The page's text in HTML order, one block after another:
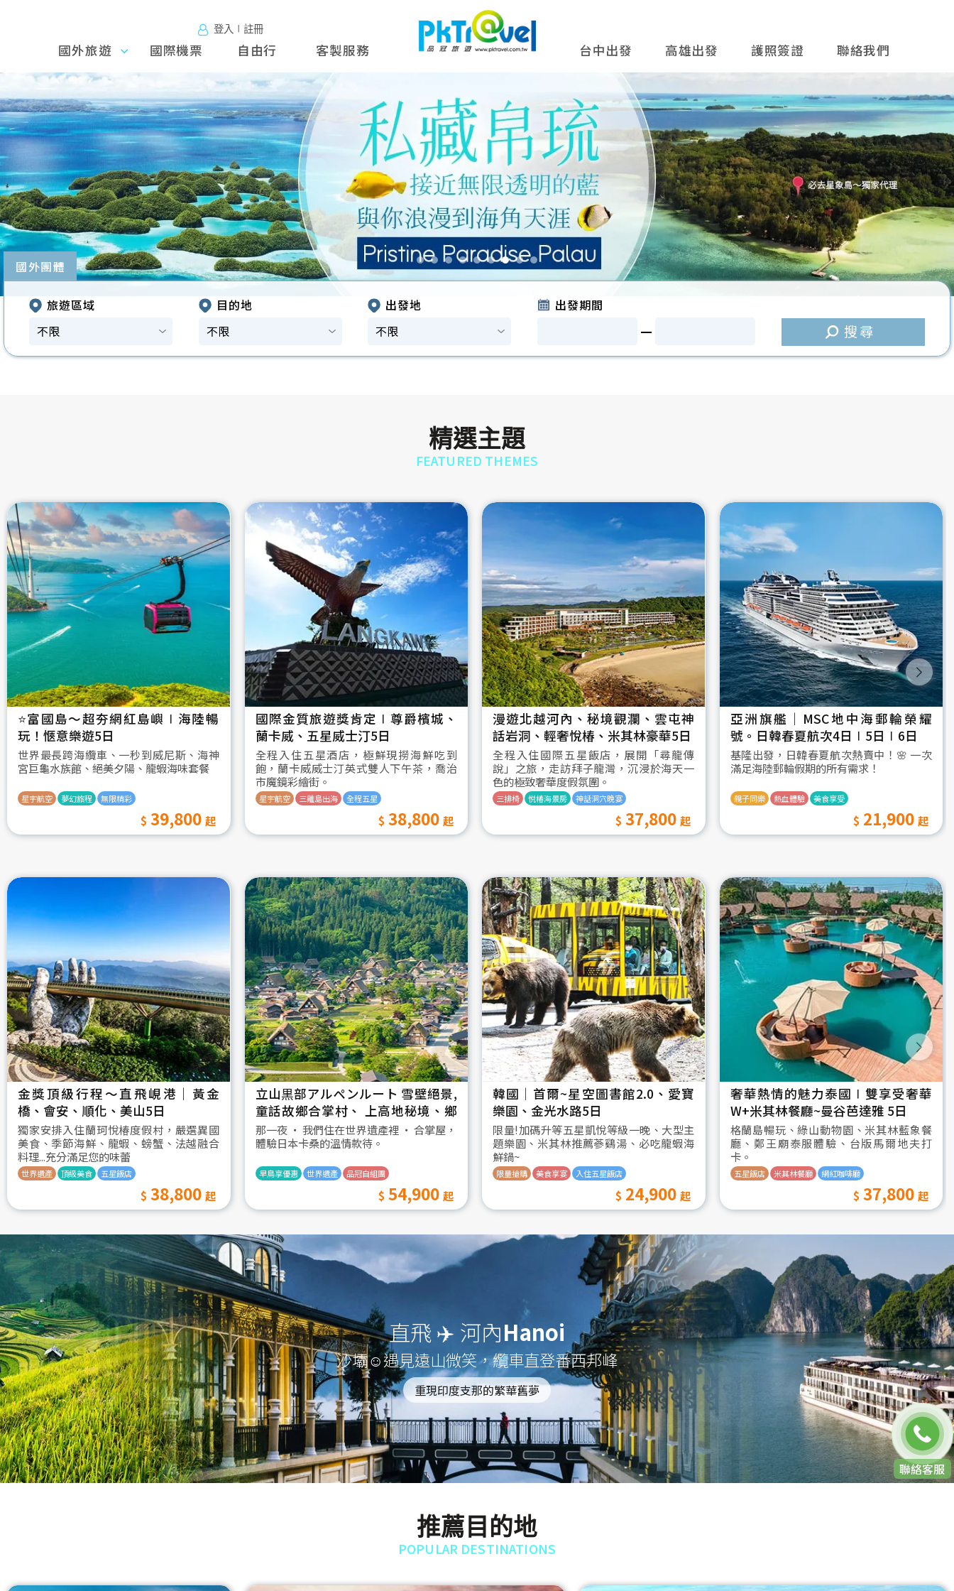
登入∣註冊
國外旅
遊
國外旅遊 國際機票 自由行 客製服務 台中出發 高雄出發 護照簽證 聯絡我們
往前 往後
國外團體
旅遊區域 目的地 出發地 出發期間
精選主題
FEATURED THEMES
⭐️富國島～超夯網紅島嶼∣海陸暢
玩！愜意樂遊5日
世界最長跨海纜車、一秒到威尼斯、海神
宮巨龜水族館、絕美夕陽、龍蝦海味套餐
星宇航空 夢幻旅程 無限精彩
39,800
國際金質旅遊獎肯定∣尊爵檳城、
蘭卡威、五星威士汀5日
全程入住五星酒店，極鮮現撈海鮮吃到
飽，蘭卡威威士汀英式雙人下午茶，喬治
市魔鏡彩繪街。
星宇航空 三離島出海 全程五星
38,800
漫遊北越河內、秘境觀瀾、雲屯神
話岩洞、輕奢悅椿、米其林豪華5日
全程入住國際五星飯店，展開「尋龍傳
說」之旅，走訪拜子龍灣，沉浸於海天一
色的極致奢華度假氛圍。
三排椅 悦椿海景房 神話洞穴晚宴
37,800
亞洲旗艦｜MSC地中海郵輪榮耀
號。日韓春夏航次4日∣5日∣6日
基隆出發，日韓春夏航次熱賣中！🌸 一次
滿足海陸郵輪假期的所有需求！
親子同樂 熱血體驗 美食享受
21,900
金獎頂級行程～直飛峴港｜黃金
橋、會安、順化、美山5日
獨家安排入住蘭珂悅椿度假村，嚴選異國
美食、季節海鮮、龍蝦、螃蟹、法越融合
料理...充分滿足您的味蕾
世界遺產 頂級美食 五星飯店
38,800
立山黒部アルペンルート 雪壁絕景,
童話故鄉合掌村、 上高地秘境、鄉
村古街町5日
那一夜 ‧ 我們住在世界遺產裡 ‧ 合掌屋，
體驗日本卡桑的溫情款待。
早鳥享優惠 世界遺產 品冠自組團
54,900
韓國│首爾~星空圖書館2.0、愛寶
樂園、金光水路5日
限量!加碼升等五星凱悅等級一晚、大型主
題樂園、米其林推薦蔘鷄湯、必吃龍蝦海
鮮鍋~
限量搶購 美食享宴 入住五星飯店
24,900
奢華熱情的魅力泰國∣雙享受奢華
W+米其林餐廳~曼谷芭達雅 5日
格蘭島暢玩、綠山動物園、米其林藍象餐
廳、鄭王廟泰服體驗、台版馬爾地夫打
卡。
五星飯店 米其林餐廳 網紅咖啡廳
37,800
直飛 ✈️ 河內Hanoi
沙壩☺遇見遠山微笑，纜車直登番西邦峰
重現印度支那的繁華舊夢
推薦目的地
POPULAR DESTINATIONS
聯絡客服
免費通話